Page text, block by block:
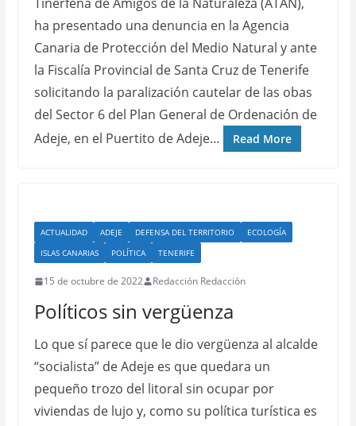
ha presentado una denuncia en la Agencia
Canaria de Protección del Medio Natural y ante
la Fiscalía Provincial de Santa Cruz de Tenerife
solicitando la paralización cautelar de las obas
del Sector 6 del Plan General de Ordenación de
Adeje, en el Puertito de Adeje…
Read More
ACTUALIDAD ADEJE DEFENSA DEL TERRITORIO
ECOLOGÍA
ISLAS CANARIAS
POLÍTICA TENERIFE
15 de octubre de 2022 Redacción Redacción
Políticos sin vergüenza
Lo que sí parece que le dio vergüenza al alcalde
“socialista” de Adeje es que quedara un
pequeño trozo del litoral sin ocupar por
viviendas de lujo y, como su política turística es